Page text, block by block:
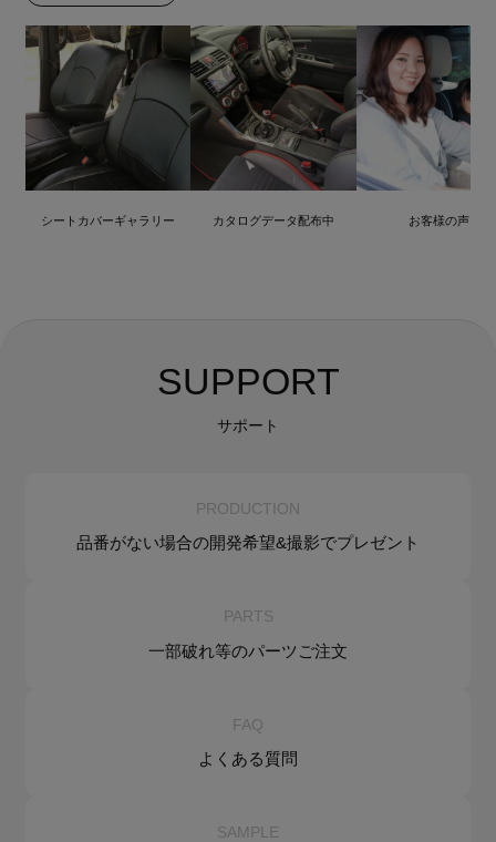
シートカバーギャラリー カタログデータ配布中 お客様の声
SUPPORT
サポート
PRODUCTION
品番がない場合の開発希望&撮影でプレゼント
PARTS
一部破れ等のパーツご注文
FAQ
よくある質問
SAMPLE